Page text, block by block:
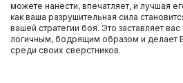
можете нанести, впечатляет, и лучшая
как ваша разрушительная сила
вашей стратегии боя. Это заставляет
логичным, бодрящим образом и делает
среди своих сверстников.